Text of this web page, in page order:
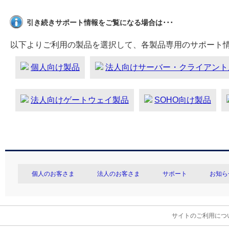
引き続きサポート情報をご覧になる場合は･･･
以下よりご利用の製品を選択して、各製品専用のサポート
個人向け製品 法人向けサーバー・クライアン
法人向けゲートウェイ製品 SOHO向け製品
個人のお客さま 法人のお客さま サポート お知
サイトのご利用につ